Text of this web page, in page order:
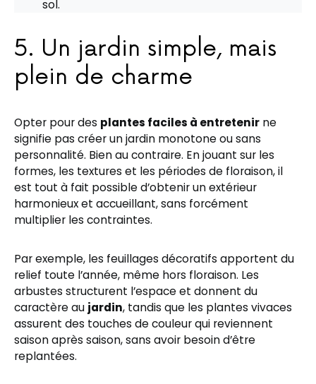
sol.
5. Un jardin simple, mais
plein de charme
Opter pour des plantes faciles à entretenir ne
signifie pas créer un jardin monotone ou sans
personnalité. Bien au contraire. En jouant sur les
formes, les textures et les périodes de floraison, il
est tout à fait possible d’obtenir un extérieur
harmonieux et accueillant, sans forcément
multiplier les contraintes.
Par exemple, les feuillages décoratifs apportent du
relief toute l’année, même hors floraison. Les
arbustes structurent l’espace et donnent du
caractère au jardin, tandis que les plantes vivaces
assurent des touches de couleur qui reviennent
saison après saison, sans avoir besoin d’être
replantées.